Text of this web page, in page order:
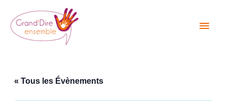
contenu
« Tous les Évènements